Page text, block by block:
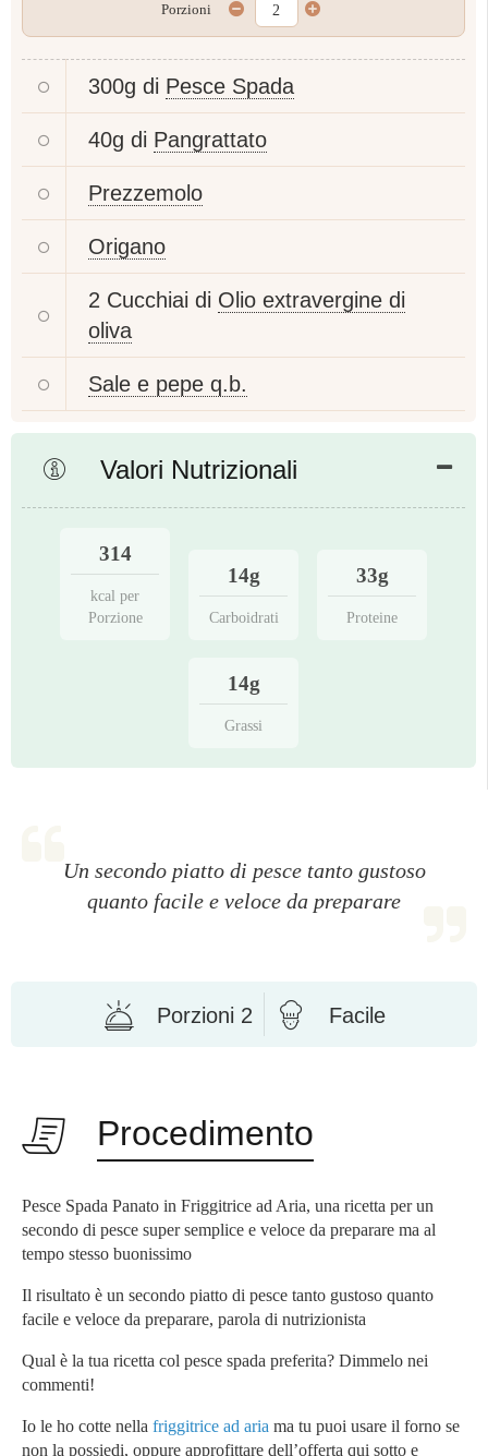
Porzioni
300g di Pesce Spada
40g di Pangrattato
Prezzemolo
Origano
2 Cucchiai di Olio extravergine di
oliva
Sale e pepe q.b.
Valori Nutrizionali
314
kcal per
Porzione
14g
Carboidrati
33g
Proteine
14g
Grassi
Un secondo piatto di pesce tanto gustoso
quanto facile e veloce da preparare
Porzioni 2 Facile
Procedimento
Pesce Spada Panato in Friggitrice ad Aria, una ricetta per un
secondo di pesce super semplice e veloce da preparare ma al
tempo stesso buonissimo
Il risultato è un secondo piatto di pesce tanto gustoso quanto
facile e veloce da preparare, parola di nutrizionista
Qual è la tua ricetta col pesce spada preferita? Dimmelo nei
commenti!
Io le ho cotte nella friggitrice ad aria ma tu puoi usare il forno se
non la possiedi, oppure approfittare dell’offerta qui sotto e